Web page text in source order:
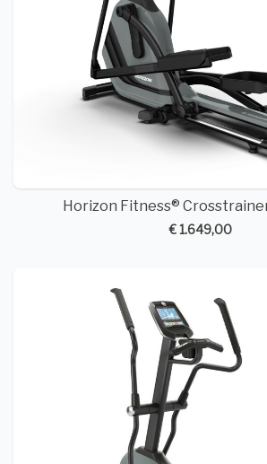
Horizon Fitness®
€ 1.649,00